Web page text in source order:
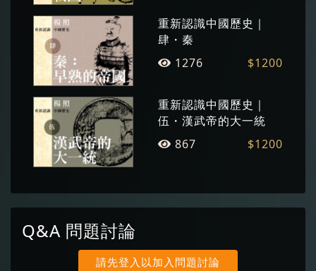
重新認識中國歷史｜
肆・秦
1276
$1200
重新認識中國歷史｜
伍・漢武帝的大一統
867
$1200
Q&A 問題討論
請先登入以加入問題討論